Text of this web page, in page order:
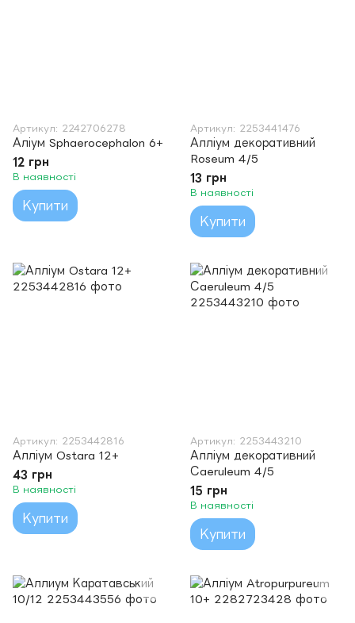
Артикул: 2242706278
Аліум Sphaerocephalon 6+
12 грн
В наявності
Купити
Артикул: 2253441476
Алліум декоративний
Roseum 4/5
13 грн
В наявності
Купити
Артикул: 2253442816
Алліум Ostara 12+
43 грн
В наявності
Купити
Артикул: 2253443210
Алліум декоративний
Сaeruleum 4/5
15 грн
В наявності
Купити